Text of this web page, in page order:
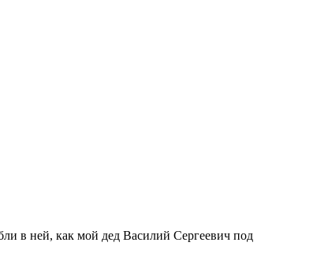
в ней, как мой дед Василий Сергеевич под